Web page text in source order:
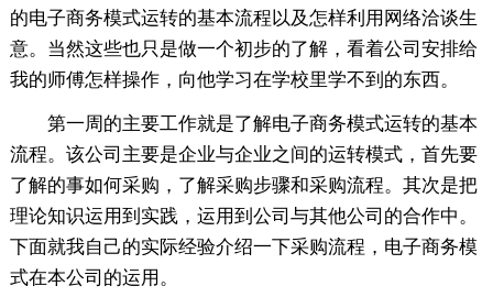
的电子商务模式运转的基本流程以及怎样利用网络洽谈生
意。当然这些也只是做一个初步的了解，看着公司安排给
我的师傅怎样操作，向他学习在学校里学不到的东西。
第一周的主要工作就是了解电子商务模式运转的基本
流程。该公司主要是企业与企业之间的运转模式，首先要
了解的事如何采购，了解采购步骤和采购流程。其次是把
理论知识运用到实践，运用到公司与其他公司的合作中。
下面就我自己的实际经验介绍一下采购流程，电子商务模
式在本公司的运用。